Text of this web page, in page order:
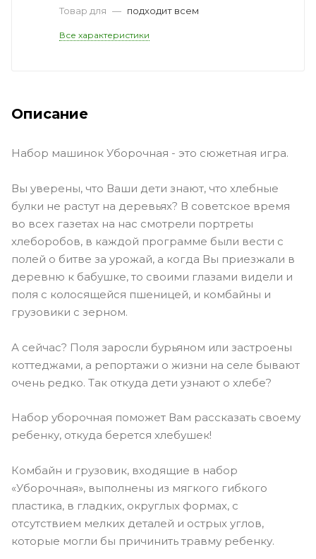
Товар для — подходит всем
Все характеристики
Описание
Набор машинок Уборочная - это сюжетная игра.
Вы уверены, что Ваши дети знают, что хлебные
булки не растут на деревьях? В советское время
во всех газетах на нас смотрели портреты
хлеборобов, в каждой программе были вести с
полей о битве за урожай, а когда Вы приезжали в
деревню к бабушке, то своими глазами видели и
поля с колосящейся пшеницей, и комбайны и
грузовики с зерном.
А сейчас? Поля заросли бурьяном или застроены
коттеджами, а репортажи о жизни на селе бывают
очень редко. Так откуда дети узнают о хлебе?
Набор уборочная поможет Вам рассказать своему
ребенку, откуда берется хлебушек!
Комбайн и грузовик, входящие в набор
«Уборочная», выполнены из мягкого гибкого
пластика, в гладких, округлых формах, с
отсутствием мелких деталей и острых углов,
которые могли бы причинить травму ребенку.